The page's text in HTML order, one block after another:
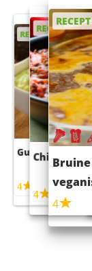
RECEPT
Guacamole
4
RECEPT
Chili con
4
RECEPT
4